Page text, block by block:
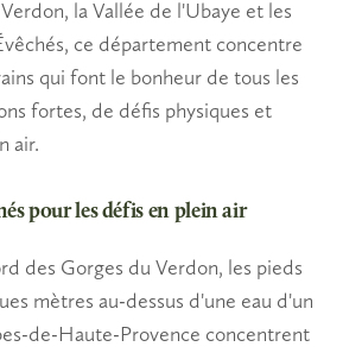
la Vallée de l'Ubaye et les
ce département concentre
qui font le bonheur de tous les
fortes, de défis physiques et
air.
pour les défis en plein air
des Gorges du Verdon, les pieds
mètres au-dessus d'une eau d'un
de-Haute-Provence concentrent